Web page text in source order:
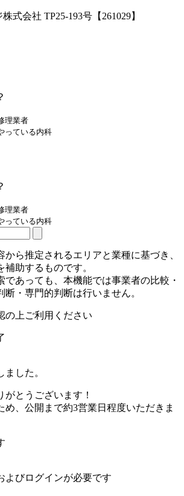
式会社 TP25-193号【261029】
理業者
っている内科
理業者
っている内科
ら推定されるエリアと業種に基づき、
助するものです。
であっても、本機能では事業者の比較・
・専門的判断は行いません。
の上ご利用ください
ました。
がとうございます！
め、公開まで約3営業日程度いただきま
よびログインが必要です